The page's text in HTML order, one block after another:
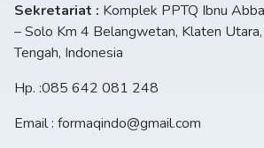
Sekretariat : Komplek PPTQ Ibnu
– Solo Km 4 Belangwetan, Klaten
Tengah, Indonesia
Hp. :085 642 081 248
Email : formaqindo@gmail.com